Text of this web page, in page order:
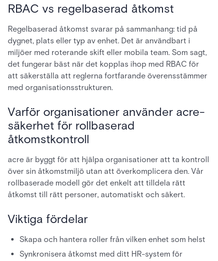
RBAC vs regelbaserad åtkomst
Regelbaserad åtkomst svarar på sammanhang: tid på
dygnet, plats eller typ av enhet. Det är användbart i
miljöer med roterande skift eller mobila team. Som sagt,
det fungerar bäst när det kopplas ihop med RBAC för
att säkerställa att reglerna fortfarande överensstämmer
med organisationsstrukturen.
Varför organisationer använder acre-
säkerhet för rollbaserad
åtkomstkontroll
acre är byggt för att hjälpa organisationer att ta kontroll
över sin åtkomstmiljö utan att överkomplicera den. Vår
rollbaserade modell gör det enkelt att tilldela rätt
åtkomst till rätt personer, automatiskt och säkert.
Viktiga fördelar
Skapa och hantera roller från vilken enhet som helst
Synkronisera åtkomst med ditt HR-system för